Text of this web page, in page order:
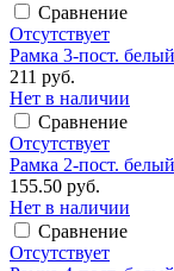
Сравнение
Отсутствует
Рамка 3-пост.
211 руб.
Нет в наличии
Сравнение
Отсутствует
Рамка 2-пост.
155.50 руб.
Нет в наличии
Сравнение
Отсутствует